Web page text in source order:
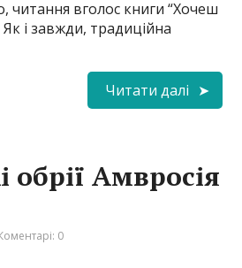
читання вголос книги “Хочеш
і завжди, традиційна
Читати далі
обрії Амвросія
0